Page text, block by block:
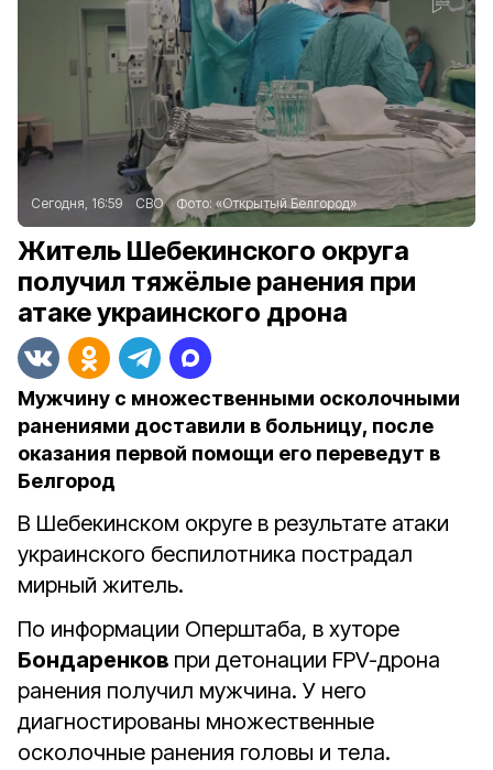
Сегодня, 16:59 СВО Фото:«Открытый Белгород»
Житель Шебекинского округа
получил тяжёлые ранения при
атаке украинского дрона
Мужчину с множественными осколочными
ранениями доставили в больницу, после
оказания первой помощи его переведут в
Белгород
В Шебекинском округе в результате атаки
украинского беспилотника пострадал
мирный житель.
По информации Оперштаба, в хуторе
Бондаренков при детонации FPV-дрона
ранения получил мужчина. У него
диагностированы множественные
осколочные ранения головы и тела.